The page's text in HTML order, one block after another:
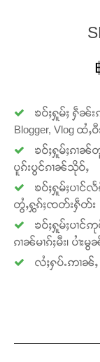
တႃႇႁႂ်ႈသဵင်
တ်ႇ တူဝ်ႈလု
ၶဝ်ႈႁူမ်ႈ ႁဵၼ်း
Blogger, Vlog
ၶဝ်ႈႁူမ်ႈၵၢၼ်
ပူၵ်းပွင်ၵၢၼ်သိုဝ်ႇ
ၶဝ်ႈႁူမ်ႈပၢင်
တွႆႇႁွၵ်ႈၸတ်းႁဵတ်း
ၶဝ်ႈႁူမ်ႈပၢင်
ၵၢၼ်မၢၵ်ႈမီး၊ ပၢႆ
လႆႈႁပ်ႉဢၢၼ်